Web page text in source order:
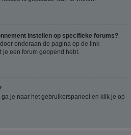
instellen op specifieke forums?
onderaan de pagina op de link
je een forum geopend hebt.
je naar het gebruikerspaneel en klik je op